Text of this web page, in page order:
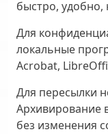
быстро, удобно,
Для
локальные
Acrobat,
Для пересылки
Архивирование
без изменения